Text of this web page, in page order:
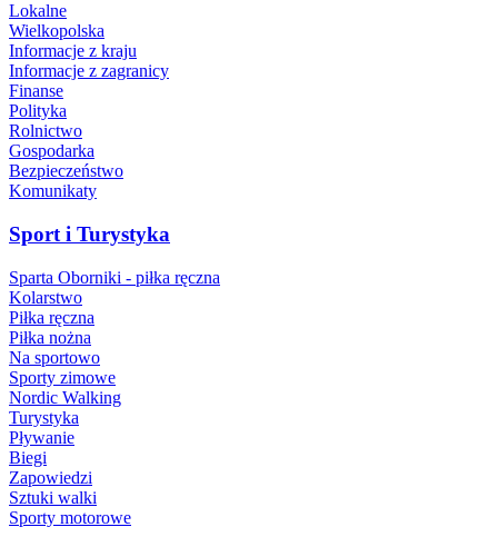
Lokalne
Wielkopolska
Informacje z kraju
Informacje z zagranicy
Finanse
Polityka
Rolnictwo
Gospodarka
Bezpieczeństwo
Komunikaty
Sport i Turystyka
Sparta Oborniki - piłka ręczna
Kolarstwo
Piłka ręczna
Piłka nożna
Na sportowo
Sporty zimowe
Nordic Walking
Turystyka
Pływanie
Biegi
Zapowiedzi
Sztuki walki
Sporty motorowe